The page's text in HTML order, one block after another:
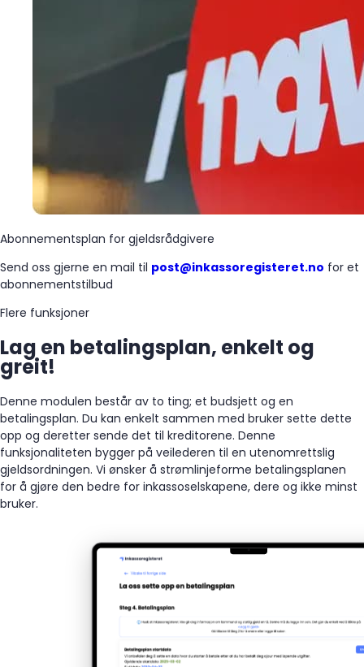
Abonnementsplan for gjeldsrådgivere
Send oss gjerne en mail til post@inkassoregisteret.no for et
abonnementstilbud
Flere funksjoner
Lag en betalingsplan, enkelt og
greit!
Denne modulen består av to ting; et budsjett og en
betalingsplan. Du kan enkelt sammen med bruker sette dette
opp og deretter sende det til kreditorene. Denne
funksjonaliteten bygger på veilederen til en utenomrettslig
gjeldsordningen. Vi ønsker å strømlinjeforme betalingsplanen
for å gjøre den bedre for inkassoselskapene, dere og ikke minst
bruker.